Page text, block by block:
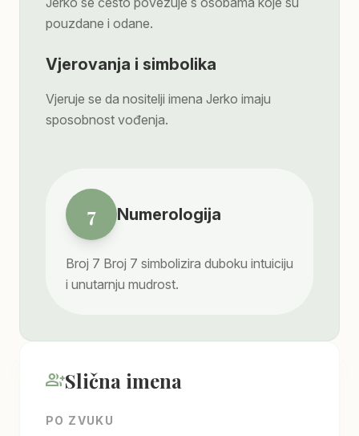
pouzdane i odane.
Vjerovanja i simbolika
Vjeruje se da nositelji imena Jerko imaju
sposobnost vođenja.
7 Numerologija
Broj 7 Broj 7 simbolizira duboku intuiciju
i unutarnju mudrost.
group_addSlična imena
PO ZVUKU